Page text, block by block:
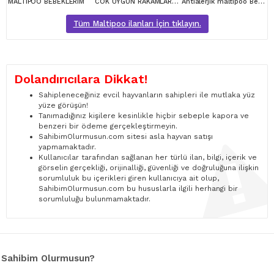
MALTIPOO BEBEKLERIM COK UYGUN RAKAMLARA GERÇEK MALTİPOO YAVRULAR Antialerjik maltipoo Bebeklerim
Tüm Maltipoo ilanları İçin tıklayın.
Dolandırıcılara Dikkat!
Sahipleneceğiniz evcil hayvanların sahipleri ile mutlaka yüz
yüze görüşün!
Tanımadığınız kişilere kesinlikle hiçbir sebeple kapora ve
benzeri bir ödeme gerçekleştirmeyin.
SahibimOlurmusun.com sitesi asla hayvan satışı
yapmamaktadır.
Kullanıcılar tarafından sağlanan her türlü ilan, bilgi, içerik ve
görselin gerçekliği, orijinalliği, güvenliği ve doğruluğuna ilişkin
sorumluluk bu içerikleri giren kullanıcıya ait olup,
SahibimOlurmusun.com bu hususlarla ilgili herhangi bir
sorumluluğu bulunmamaktadır.
Sahibim Olurmusun?